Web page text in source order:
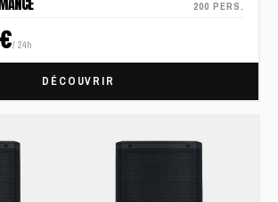
200 PERS.
/ 24h
DÉCOUVRIR